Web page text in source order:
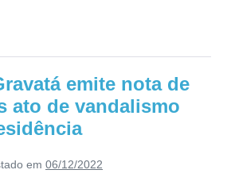
emite nota de
ato de vandalismo
em 06/12/2022